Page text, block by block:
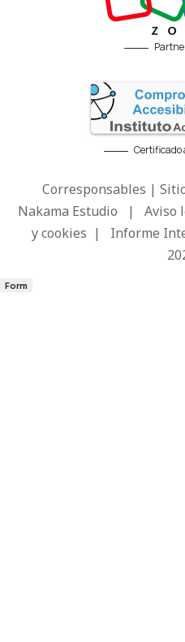
Certificado
Corresponsables |
Nakama Estudio | Aviso
y cookies | Informe
Form